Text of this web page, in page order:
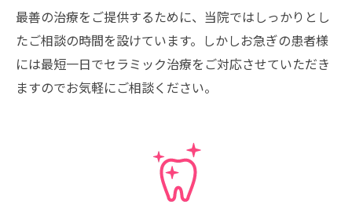
最善の治療をご提供するために、当院ではしっかりとし
たご相談の時間を設けています。しかしお急ぎの患者様
には最短一日でセラミック治療をご対応させていただき
ますのでお気軽にご相談ください。